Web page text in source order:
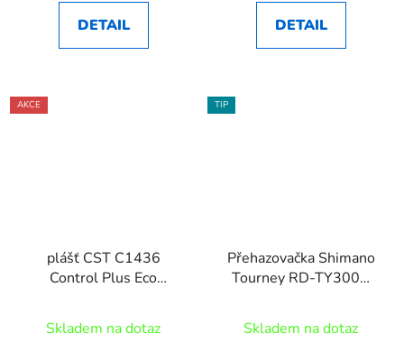
DETAIL DETAIL
AKCE
plášť CST C1436
Control Plus Eco
Skladem na dotaz
TIP
Přehazovačka Shimano
Tourney RD-TY300D
Skladem na dotaz